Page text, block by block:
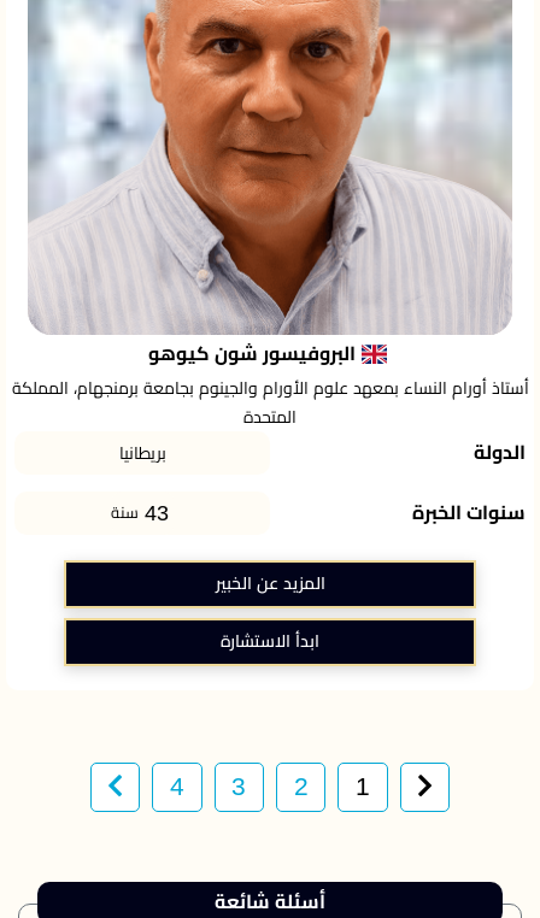
البروفيسور شون كيوهو
أستاذ أورام النساء بمعهد علوم الأورام والجينوم بجامعة برمنجهام، المملكة
المتحدة
الدولة بريطانيا
سنوات الخبرة 43 سنة
المزيد عن الخبير
ابدأ الاستشارة
1
2
3
4
أسئلة شائعة